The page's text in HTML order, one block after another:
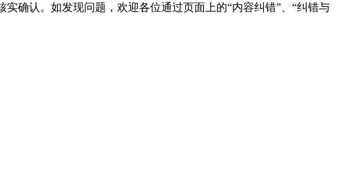
确认。如发现问题，欢迎各位通过页面上的“内容纠错”、“纠错与